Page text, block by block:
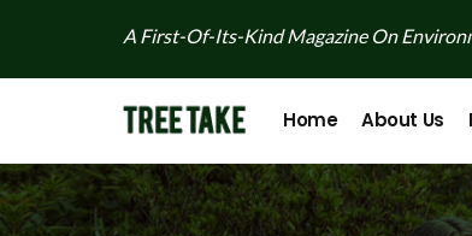
A First-Of-Its-Kind Magazine On
Home About Us